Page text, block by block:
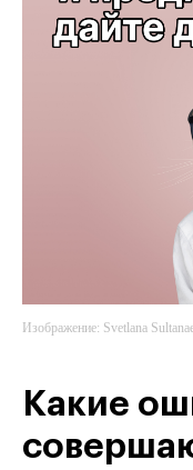
Изображение: Svetlana
Какие